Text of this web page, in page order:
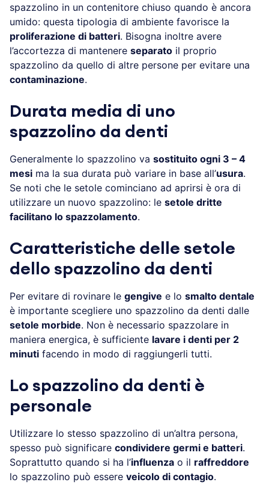
spazzolino in un contenitore chiuso quando è ancora
umido: questa tipologia di ambiente favorisce la
proliferazione di batteri. Bisogna inoltre avere
l’accortezza di mantenere separato il proprio
spazzolino da quello di altre persone per evitare una
contaminazione.
Durata media di uno
spazzolino da denti
Generalmente lo spazzolino va sostituito ogni 3 – 4
mesi ma la sua durata può variare in base all’usura.
Se noti che le setole cominciano ad aprirsi è ora di
utilizzare un nuovo spazzolino: le setole dritte
facilitano lo spazzolamento.
Caratteristiche delle setole
dello spazzolino da denti
Per evitare di rovinare le gengive e lo smalto dentale
è importante scegliere uno spazzolino da denti dalle
setole morbide. Non è necessario spazzolare in
maniera energica, è sufficiente lavare i denti per 2
minuti facendo in modo di raggiungerli tutti.
Lo spazzolino da denti è
personale
Utilizzare lo stesso spazzolino di un’altra persona,
spesso può significare condividere germi e batteri.
Soprattutto quando si ha l’influenza o il raffreddore
lo spazzolino può essere veicolo di contagio.